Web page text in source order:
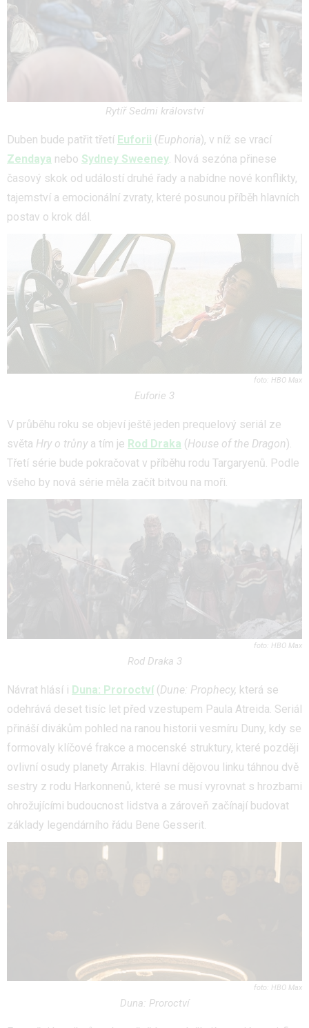
Rytíř Sedmi království
Duben bude patřit třetí Euforii (Euphoria), v níž se vrací
Zendaya nebo Sydney Sweeney. Nová sezóna přinese
časový skok od událostí druhé řady a nabídne nové konflikty,
tajemství a emocionální zvraty, které posunou příběh hlavních
postav o krok dál.
HBO Max
Euforie 3
V průběhu roku se objeví ještě jeden prequelový seriál ze
světa Hry o trůny a tím je Rod Draka (House of the Dragon).
Třetí série bude pokračovat v příběhu rodu Targaryenů. Podle
všeho by nová série měla začít bitvou na moři.
HBO Max
Rod Draka 3
Návrat hlásí i Duna: Proroctví(Dune: Prophecy, která se
odehrává deset tisíc let před vzestupem Paula Atreida. Seriál
přináší divákům pohled na ranou historii vesmíru Duny, kdy se
formovaly klíčové frakce a mocenské struktury, které později
ovlivní osudy planety Arrakis. Hlavní dějovou linku táhnou dvě
sestry z rodu Harkonnenů, které se musí vyrovnat s hrozbami
ohrožujícími budoucnost lidstva a zároveň začínají budovat
základy legendárního řádu Bene Gesserit.
HBO Max
Duna: Proroctví